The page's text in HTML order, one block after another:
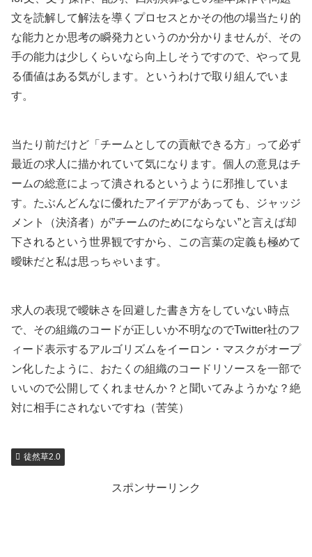
文を読解して解法を導くプロセスとかその他の場当たり的
な能力とか思考の瞬発力というのか分かりませんが、その
手の能力は少しくらいなら向上しそうですので、やって見
る価値はある気がします。というわけで取り組んでいま
す。
当たり前だけど「チームとしての貢献できる方」って必ず
最近の求人に描かれていて気になります。個人の意見はチ
ームの総意によって潰されるというように邪推していま
す。たぶんどんなに優れたアイデアがあっても、ジャッジ
メント（決済者）が”チームのためにならない”と言えば却
下されるという世界観ですから、この言葉の定義も極めて
曖昧だと私は思っちゃいます。
求人の表現で曖昧さを回避した書き方をしていない時点
で、その組織のコードが正しいか不明なのでTwitter社のフ
ィード表示するアルゴリズムをイーロン・マスクがオープ
ン化したように、おたくの組織のコードリソースを一部で
いいので公開してくれませんか？と聞いてみようかな？絶
対に相手にされないですね（苦笑）
徒然草2.0
スポンサーリンク